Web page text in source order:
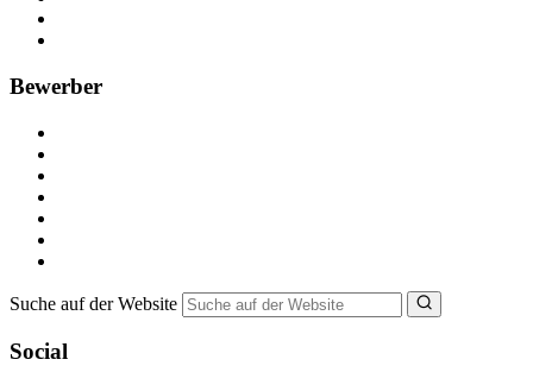
Bewerber
Suche auf der Website
Social